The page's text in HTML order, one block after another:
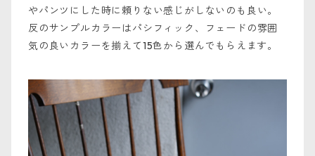
やパンツにした時に頼りない感じがしないのも良い。
反のサンプルカラーはパシフィック、フェードの雰囲
気の良いカラーを揃えて15色から選んでもらえます。